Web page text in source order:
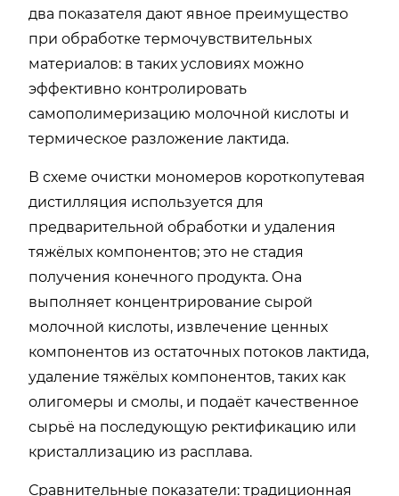
два показателя дают явное преимущество
при обработке термочувствительных
материалов: в таких условиях можно
эффективно контролировать
самополимеризацию молочной кислоты и
термическое разложение лактида.
В схеме очистки мономеров короткопутевая
дистилляция используется для
предварительной обработки и удаления
тяжёлых компонентов; это не стадия
получения конечного продукта. Она
выполняет концентрирование сырой
молочной кислоты, извлечение ценных
компонентов из остаточных потоков лактида,
удаление тяжёлых компонентов, таких как
олигомеры и смолы, и подаёт качественное
сырьё на последующую ректификацию или
кристаллизацию из расплава.
Сравнительные показатели: традиционная